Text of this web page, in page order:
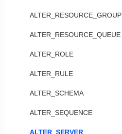
ALTER_RESOURCE_GROUP
ALTER_RESOURCE_QUEUE
ALTER_ROLE
ALTER_RULE
ALTER_SCHEMA
ALTER_SEQUENCE
ALTER_SERVER